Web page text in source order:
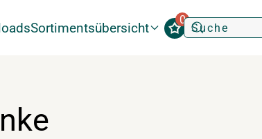
Sortimentsübersicht
0